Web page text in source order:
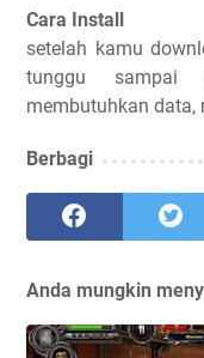
Cara Install
setelah kamu
tunggu sampai
membutuhkan data,
Berbagi
Anda mungkin